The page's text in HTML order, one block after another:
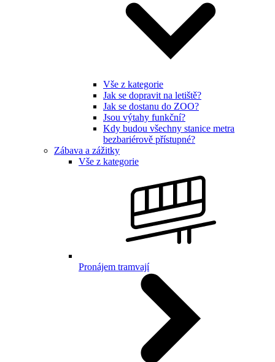
Vše z kategorie
Jak se dopravit na letiště?
Jak se dostanu do ZOO?
Jsou výtahy funkční?
Kdy budou všechny stanice metra
bezbariérově přístupné?
Zábava a zážitky
Vše z kategorie
Pronájem tramvají